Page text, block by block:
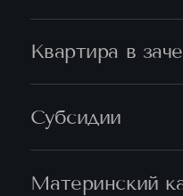
Квартира в
Субсидии
Материнский